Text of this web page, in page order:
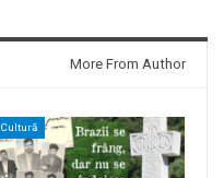
More From Author
Cultură